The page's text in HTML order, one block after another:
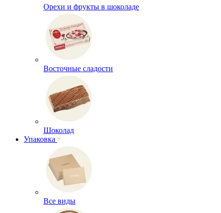
Орехи и фрукты в шоколаде
Восточные сладости
Шоколад
Упаковка
Все виды